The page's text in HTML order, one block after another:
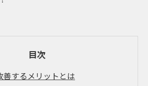
目次
善するメリットとは